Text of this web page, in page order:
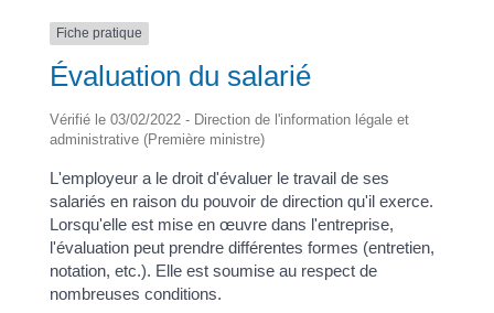
Fiche pratique
Évaluation du salarié
Vérifié le 03/02/2022 - Direction de l'information légale et
administrative (Première ministre)
L'employeur a le droit d'évaluer le travail de ses
salariés en raison du pouvoir de direction qu'il exerce.
Lorsqu'elle est mise en œuvre dans l'entreprise,
l'évaluation peut prendre différentes formes (entretien,
notation, etc.). Elle est soumise au respect de
nombreuses conditions.